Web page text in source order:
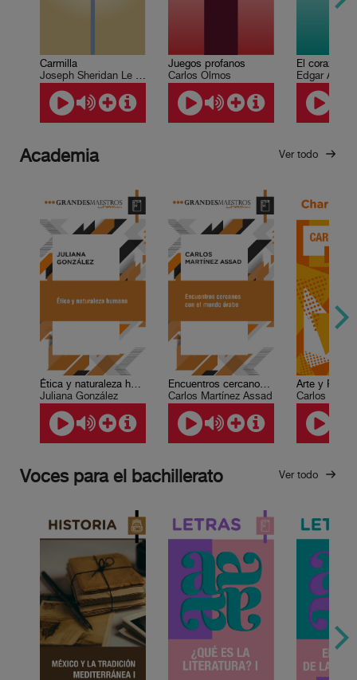
Carmilla
Joseph Sheridan Le Fanu
Juegos profanos
Carlos Olmos
El corazón
Edgar Allan
Academia Ver todo
Ética y naturaleza humana
Juliana González
Encuentros cercanos con el mundo árabe
Carlos Martínez Assad
Carlos
Voces para el bachillerato Ver todo